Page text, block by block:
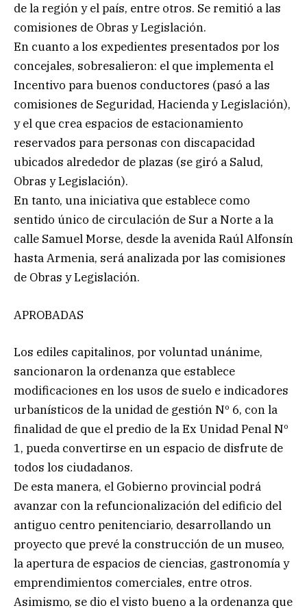
de la región y el país, entre otros. Se remitió a las
comisiones de Obras y Legislación.
En cuanto a los expedientes presentados por los
concejales, sobresalieron: el que implementa el
Incentivo para buenos conductores (pasó a las
comisiones de Seguridad, Hacienda y Legislación),
y el que crea espacios de estacionamiento
reservados para personas con discapacidad
ubicados alrededor de plazas (se giró a Salud,
Obras y Legislación).
En tanto, una iniciativa que establece como
sentido único de circulación de Sur a Norte a la
calle Samuel Morse, desde la avenida Raúl Alfonsín
hasta Armenia, será analizada por las comisiones
de Obras y Legislación.
APROBADAS
Los ediles capitalinos, por voluntad unánime,
sancionaron la ordenanza que establece
modificaciones en los usos de suelo e indicadores
urbanísticos de la unidad de gestión Nº 6, con la
finalidad de que el predio de la Ex Unidad Penal Nº
1, pueda convertirse en un espacio de disfrute de
todos los ciudadanos.
De esta manera, el Gobierno provincial podrá
avanzar con la refuncionalización del edificio del
antiguo centro penitenciario, desarrollando un
proyecto que prevé la construcción de un museo,
la apertura de espacios de ciencias, gastronomía y
emprendimientos comerciales, entre otros.
Asimismo, se dio el visto bueno a la ordenanza que